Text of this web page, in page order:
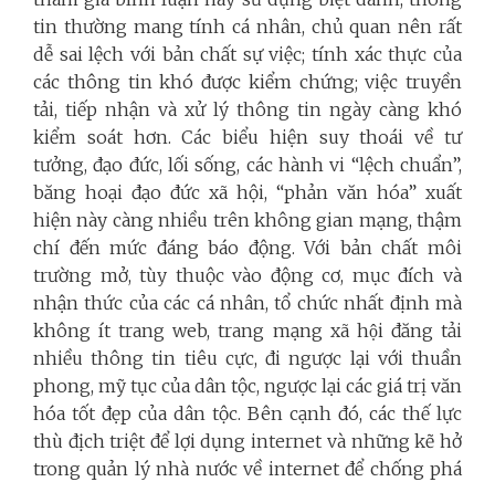
tin thường mang tính cá nhân, chủ quan nên rất
dễ sai lệch với bản chất sự việc; tính xác thực của
các thông tin khó được kiểm chứng; việc truyền
tải, tiếp nhận và xử lý thông tin ngày càng khó
kiểm soát hơn. Các biểu hiện suy thoái về tư
tưởng, đạo đức, lối sống, các hành vi “lệch chuẩn”,
băng hoại đạo đức xã hội, “phản văn hóa” xuất
hiện này càng nhiều trên không gian mạng, thậm
chí đến mức đáng báo động. Với bản chất môi
trường mở, tùy thuộc vào động cơ, mục đích và
nhận thức của các cá nhân, tổ chức nhất định mà
không ít trang web, trang mạng xã hội đăng tải
nhiều thông tin tiêu cực, đi ngược lại với thuần
phong, mỹ tục của dân tộc, ngược lại các giá trị văn
hóa tốt đẹp của dân tộc. Bên cạnh đó, các thế lực
thù địch triệt để lợi dụng internet và những kẽ hở
trong quản lý nhà nước về internet để chống phá